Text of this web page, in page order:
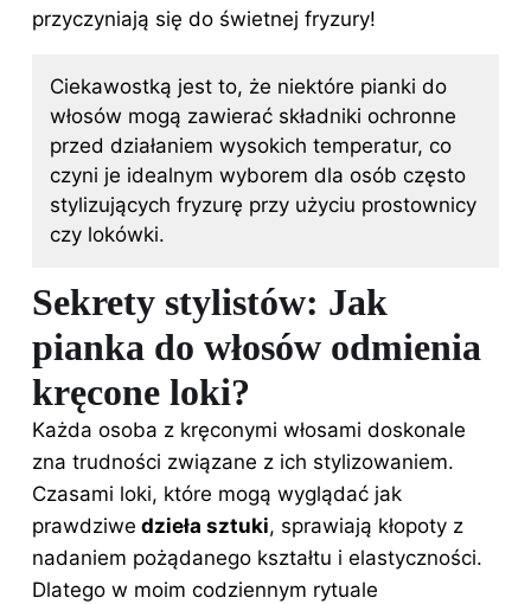
przyczyniają się do świetnej fryzury!
Ciekawostką jest to, że niektóre pianki do
włosów mogą zawierać składniki ochronne
przed działaniem wysokich temperatur, co
czyni je idealnym wyborem dla osób często
stylizujących fryzurę przy użyciu prostownicy
czy lokówki.
Sekrety stylistów: Jak
pianka do włosów odmienia
kręcone loki?
Każda osoba z kręconymi włosami doskonale
zna trudności związane z ich stylizowaniem.
Czasami loki, które mogą wyglądać jak
prawdziwe dzieła sztuki, sprawiają kłopoty z
nadaniem pożądanego kształtu i elastyczności.
Dlatego w moim codziennym rytuale